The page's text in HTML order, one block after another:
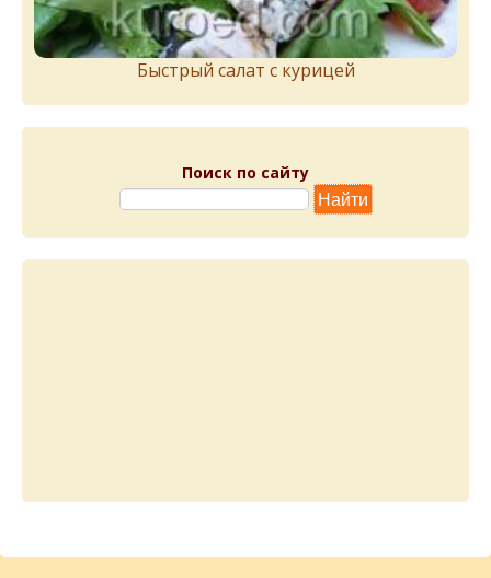
Быстрый салат с курицей
Поиск по сайту